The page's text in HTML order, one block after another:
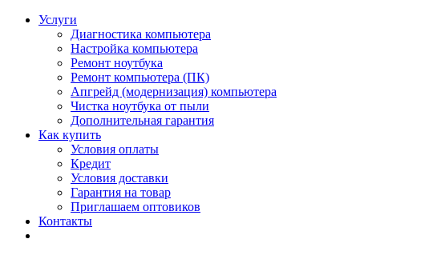
Услуги
Диагностика компьютера
Настройка компьютера
Ремонт ноутбука
Ремонт компьютера (ПК)
Апгрейд (модернизация) компьютера
Чистка ноутбука от пыли
Дополнительная гарантия
Как купить
Условия оплаты
Кредит
Условия доставки
Гарантия на товар
Приглашаем оптовиков
Контакты